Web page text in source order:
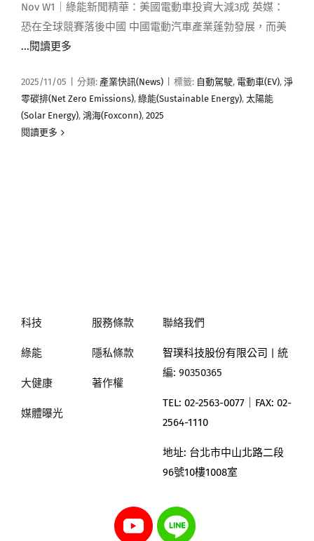
中文
Nov W1｜綠能新聞精華：美國電動車投資大減3成 英媒：
恐在全球競賽落後中國 中國電動汽車產業蓬勃發展，而美
...閱讀更多
2025/11/05 分類: 產業快訊(News) 標籤: 自動駕駛, 電動車(EV), 淨
零碳排(Net Zero Emissions), 綠能(Sustainable Energy), 太陽能
(Solar Energy), 鴻海(Foxconn), 2025
閱讀更多
科技
綠能
大健康
媒體曝光
服務條款
隱私條款
著作權
聯絡我們
智璞科技股份有限公司
| 統
編: 90350365
TEL: 02-2563-0077｜ FAX: 02-
2564-1110
地址: 台北市中山北路二段
96號10樓1008室